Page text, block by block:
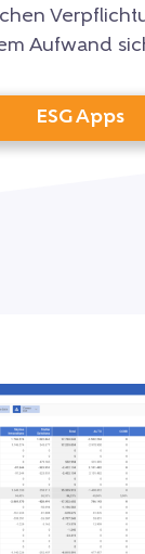
Aufwand
ESG Apps